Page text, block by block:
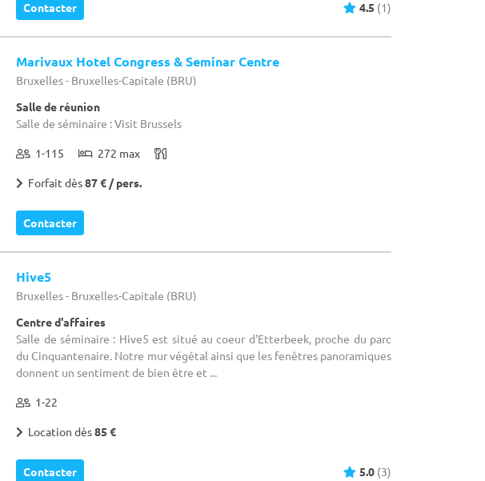
Contacter 4.5 (1)
Marivaux Hotel Congress & Seminar Centre
Bruxelles - Bruxelles-Capitale (BRU)
Salle de réunion
Salle de séminaire : Visit Brussels
1-115 272 max
Forfait dès87 € / pers.
Contacter
Hive5
Bruxelles - Bruxelles-Capitale (BRU)
Centre d'affaires
Salle de séminaire : Hive5 est situé au coeur d'Etterbeek, proche du parc
du Cinquantenaire. Notre mur végétal ainsi que les fenêtres panoramiques
donnent un sentiment de bien être et ...
1-22
Location dès85 €
Contacter 5.0 (3)